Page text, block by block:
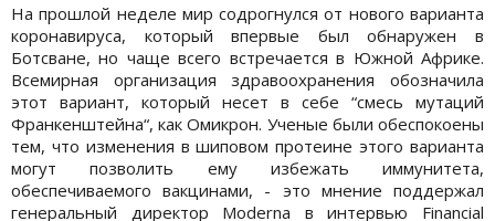
На прошлой неделе мир содрогнулся от нового варианта
коронавируса, который впервые был обнаружен в
Ботсване, но чаще всего встречается в Южной Африке.
Всемирная организация здравоохранения обозначила
этот вариант, который несет в себе “смесь мутаций
Франкенштейна“, как Омикрон. Ученые были обеспокоены
тем, что изменения в шиповом протеине этого варианта
могут позволить ему избежать иммунитета,
обеспечиваемого вакцинами, - это мнение поддержал
генеральный директор Moderna в интервью Financial